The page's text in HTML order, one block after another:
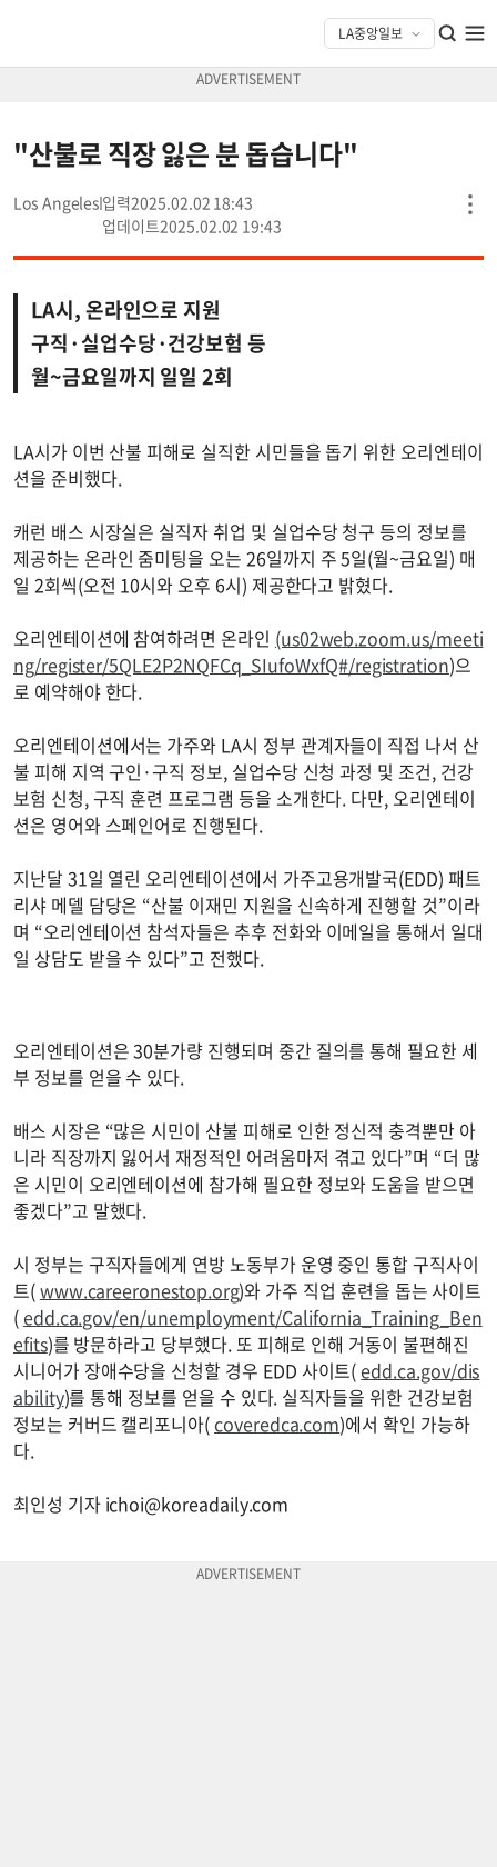
"산불로 직장 잃은 분 돕습니다"
Los Angeles
2025.02.02 18:43
2025.02.02 19:43
LA시, 온라인으로 지원
구직·실업수당·건강보험 등
월~금요일까지 일일 2회
LA시가 이번 산불 피해로 실직한 시민들을 돕기 위한 오리엔테이
션을 준비했다.
캐런 배스 시장실은 실직자 취업 및 실업수당 청구 등의 정보를
제공하는 온라인 줌미팅을 오는 26일까지 주 5일(월~금요일) 매
일 2회씩(오전 10시와 오후 6시) 제공한다고 밝혔다.
오리엔테이션에 참여하려면 온라인 (us02web.zoom.us/meeti
ng/register/5QLE2P2NQFCq_SIufoWxfQ#/registration)으
로 예약해야 한다.
오리엔테이션에서는 가주와 LA시 정부 관계자들이 직접 나서 산
불 피해 지역 구인·구직 정보, 실업수당 신청 과정 및 조건, 건강
보험 신청, 구직 훈련 프로그램 등을 소개한다. 다만, 오리엔테이
션은 영어와 스페인어로 진행된다.
지난달 31일 열린 오리엔테이션에서 가주고용개발국(EDD) 패트
리샤 메델 담당은 “산불 이재민 지원을 신속하게 진행할 것”이라
며 “오리엔테이션 참석자들은 추후 전화와 이메일을 통해서 일대
일 상담도 받을 수 있다”고 전했다.
오리엔테이션은 30분가량 진행되며 중간 질의를 통해 필요한 세
부 정보를 얻을 수 있다.
배스 시장은 “많은 시민이 산불 피해로 인한 정신적 충격뿐만 아
니라 직장까지 잃어서 재정적인 어려움마저 겪고 있다”며 “더 많
은 시민이 오리엔테이션에 참가해 필요한 정보와 도움을 받으면
좋겠다”고 말했다.
시 정부는 구직자들에게 연방 노동부가 운영 중인 통합 구직사이
트(www.careeronestop.org)와 가주 직업 훈련을 돕는 사이트
(edd.ca.gov/en/unemployment/California_Training_Ben
efits)를 방문하라고 당부했다. 또 피해로 인해 거동이 불편해진
시니어가 장애수당을 신청할 경우 EDD 사이트(edd.ca.gov/dis
ability)를 통해 정보를 얻을 수 있다. 실직자들을 위한 건강보험
정보는 커버드 캘리포니아(coveredca.com)에서 확인 가능하
다.
최인성 기자 ichoi@koreadaily.com